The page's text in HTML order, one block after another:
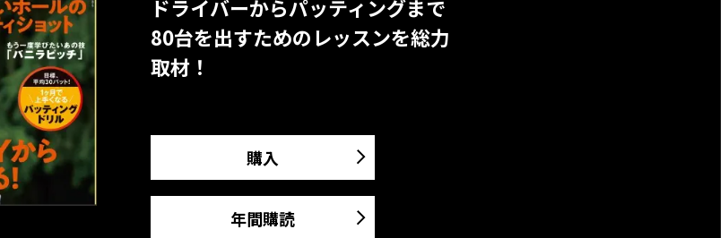
ドライバーからパッティングまで
80台を出すためのレッスンを総力
取材！
購入
年間購読